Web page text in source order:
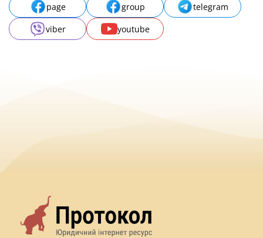
page group
telegram
viber
youtube